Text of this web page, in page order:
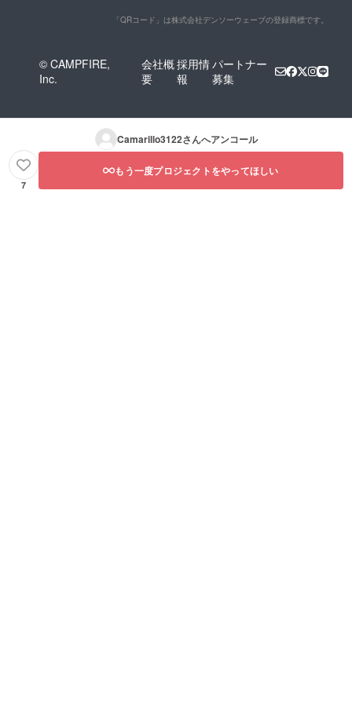
「QRコード」は株式会社デンソーウェーブの登録商標です。
© CAMPFIRE,
Inc.
会社概
要
採用情
報
パートナー
募集
Camarillo3122さんへアンコール
7
もう一度プロジェクトをやってほしい